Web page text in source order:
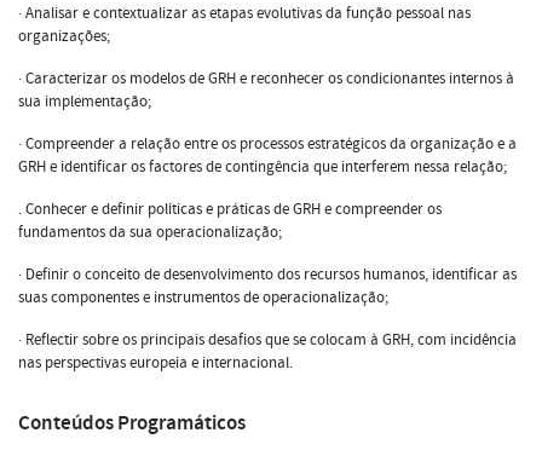
· Analisar e contextualizar as etapas evolutivas da função pessoal nas
organizações;
· Caracterizar os modelos de GRH e reconhecer os condicionantes internos à
sua implementação;
· Compreender a relação entre os processos estratégicos da organização e a
GRH e identificar os factores de contingência que interferem nessa relação;
. Conhecer e definir políticas e práticas de GRH e compreender os
fundamentos da sua operacionalização;
· Definir o conceito de desenvolvimento dos recursos humanos, identificar as
suas componentes e instrumentos de operacionalização;
· Reflectir sobre os principais desafios que se colocam à GRH, com incidência
nas perspectivas europeia e internacional.
Conteúdos Programáticos